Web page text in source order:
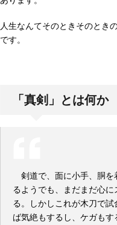
人生なんてそのときそのとき
です。
「真剣」とは何か
剣道で、面に小手、胴を
るようでも、まだまだ心
る。しかしこれが木刀で
ば気絶もするし、ケガも